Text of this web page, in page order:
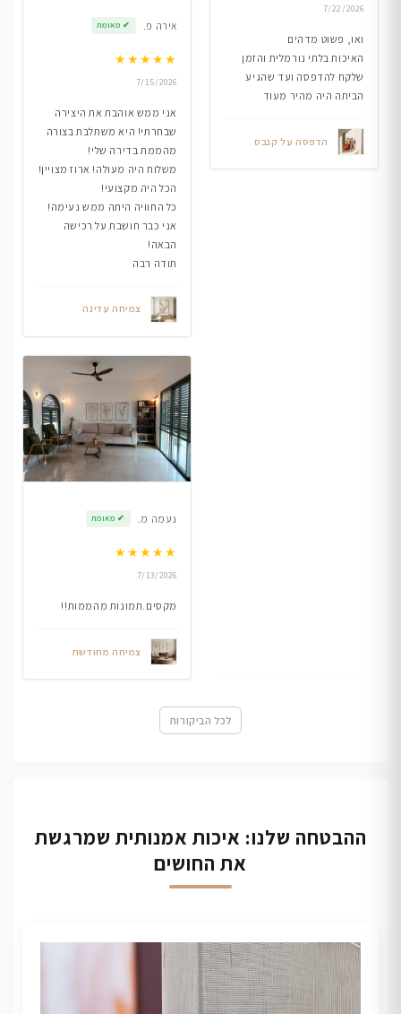
7/22/2026
ואו, פשוט מדהים
האיכות בלתי נורמלית והזמן
שלקח להדפסה ועד שהגיע
הביתה היה מהיר מעוד
הדפסה על קנבס
אירה פ. ✔ מאומת
★★★★★
7/15/2026
אני ממש אוהבת את היצירה
שבחרתי! היא משתלבת בצורה
מהממת בדירה שלי!
משלוח היה מעולה! ארוז מצויין!
הכל היה מקצועי!
כל החוויה היתה ממש נעימה!
אני כבר חושבת על רכישה
הבאה!
תודה רבה
צמיחה עדינה
נעמה מ. ✔ מאומת
★★★★★
7/13/2026
מקסים.תמונות מהממות!!
צמיחה מחודשת
לכל הביקורות
ההבטחה שלנו: איכות אמנותית שמרגשת
את החושים